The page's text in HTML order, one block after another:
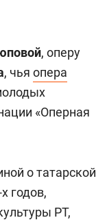
, оперу
, чья опера
«Оперная
о татарской
годов,
РТ,